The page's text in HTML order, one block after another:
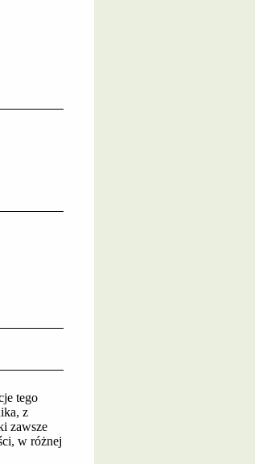
tego
z
zawsze
w różnej